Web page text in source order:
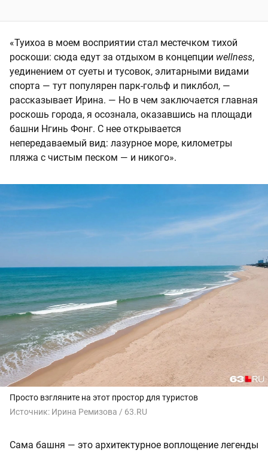
«Туихоа в моем восприятии стал местечком тихой
роскоши: сюда едут за отдыхом в концепции wellness,
уединением от суеты и тусовок, элитарными видами
спорта — тут популярен парк-гольф и пиклбол, —
рассказывает Ирина. — Но в чем заключается главная
роскошь города, я осознала, оказавшись на площади
башни Нгинь Фонг. С нее открывается
непередаваемый вид: лазурное море, километры
пляжа с чистым песком — и никого».
Просто взгляните на этот простор для туристов
Источник: Ирина Ремизова / 63.RU
Сама башня — это архитектурное воплощение легенды